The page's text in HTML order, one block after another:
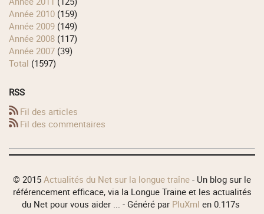
année 2010 (159)
année 2009 (149)
année 2008 (117)
année 2007 (39)
total (1597)
RSS
Fil des articles
Fil des commentaires
© 2015 Actualités du Net sur la longue traîne - Un blog sur le
référencement efficace, via la Longue Traine et les actualités
du Net pour vous aider ... - Généré par PluXml en 0.117s